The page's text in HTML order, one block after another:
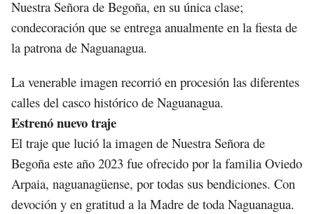
Nuestra Señora de Begoña, en su única clase;
condecoración que se entrega anualmente en la fiesta de
la patrona de Naguanagua.
La venerable imagen recorrió en procesión las diferentes
calles del casco histórico de Naguanagua.
Estrenó nuevo traje
El traje que lució la imagen de Nuestra Señora de
Begoña este año 2023 fue ofrecido por la familia Oviedo
Arpaia, naguanagüense, por todas sus bendiciones. Con
devoción y en gratitud a la Madre de toda Naguanagua.